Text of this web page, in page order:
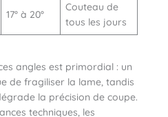
17° à 20°
Couteau de
tous les jours
angles est primordial : un
de fragiliser la lame, tandis
la précision de coupe.
techniques, les